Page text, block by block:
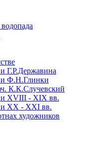
Г.Р.Державина
Ф.Н.Глинки
К.К.Случевский
XVIII - XIX вв.
XX - XXI вв.
художников